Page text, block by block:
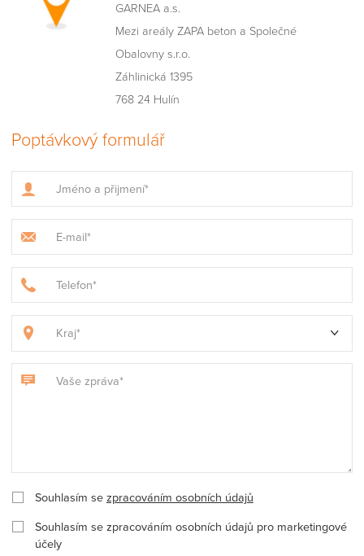
GARNEA a.s.
Mezi areály ZAPA beton a Společné
Obalovny s.r.o.
Záhlinická 1395
768 24 Hulín
Poptávkový formulář
Souhlasím se zpracováním osobních údajů
Souhlasím se zpracováním osobních údajů pro marketingové
účely